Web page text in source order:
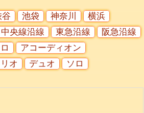
谷 池袋 神奈川
横浜
中央線沿線 東急沿線
阪急沿線
アコーディオン
オ デュオ
ソロ